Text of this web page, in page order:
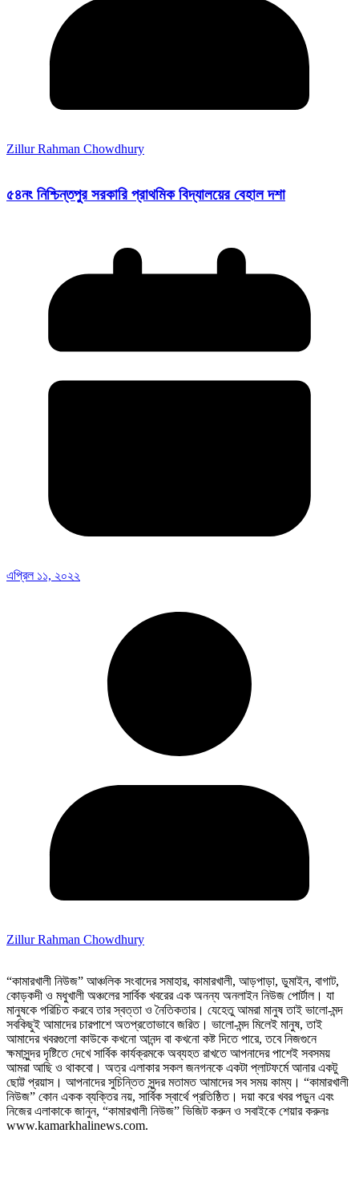
Zillur Rahman Chowdhury
৫৪নং নিশ্চিন্তপুর সরকারি প্রাথমিক বিদ্যালয়ের বেহাল দশা
এপ্রিল ১১, ২০২২
Zillur Rahman Chowdhury
“কামারখালী নিউজ” আঞ্চলিক সংবাদের সমাহার, কামারখালী, আড়পাড়া, ডুমাইন, বাগাট,
কোড়কদী ও মধুখালী অঞ্চলের সার্বিক খবরের এক অনন্য অনলাইন নিউজ পোর্টাল। যা
মানুষকে পরিচিত করবে তার স্বত্তা ও নৈতিকতার। যেহেতু আমরা মানুষ তাই ভালো-মন্দ
সবকিছুই আমাদের চারপাশে অতপ্রতোভাবে জরিত। ভালো-মন্দ মিলেই মানুষ, তাই
আমাদের খবরগুলো কাউকে কখনো আনন্দ বা কখনো কষ্ট দিতে পারে, তবে নিজগুনে
ক্ষমাসুন্দর দৃষ্টিতে দেখে সার্বিক কার্যক্রমকে অব্যহত রাখতে আপনাদের পাশেই সবসময়
আমরা আছি ও থাকবো। অত্র এলাকার সকল জনগনকে একটা প্লাটফর্মে আনার একটু
ছোট্ট প্রয়াস। আপনাদের সুচিন্তিত সুন্দর মতামত আমাদের সব সময় কাম্য। “কামারখালী
নিউজ” কোন একক ব্যক্তির নয়, সার্বিক স্বার্থে প্রতিষ্ঠিত। দয়া করে খবর পড়ুন এবং
নিজের এলাকাকে জানুন, “কামারখালী নিউজ” ভিজিট করুন ও সবাইকে শেয়ার করুনঃ
www.kamarkhalinews.com.